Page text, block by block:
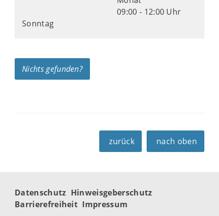
09:00 - 12:00 Uhr
Sonntag
Nichts gefunden?
zurück nach oben
Datenschutz Hinweisgeberschutz
Barrierefreiheit Impressum